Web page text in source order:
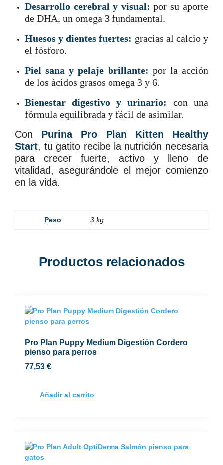
Desarrollo cerebral y visual: por su aporte
de DHA, un omega 3 fundamental.
Huesos y dientes fuertes: gracias al calcio y
el fósforo.
Piel sana y pelaje brillante: por la acción
de los ácidos grasos omega 3 y 6.
Bienestar digestivo y urinario:
con una
fórmula equilibrada y fácil de asimilar.
Con Purina Pro Plan Kitten Healthy
Start, tu gatito recibe la nutrición necesaria
para crecer fuerte, activo y lleno de
vitalidad, asegurándole el mejor comienzo
en la vida.
Peso 3 kg
Productos relacionados
Pro Plan Puppy Medium Digestión Cordero
pienso para perros
77,53 €
Añadir al carrito